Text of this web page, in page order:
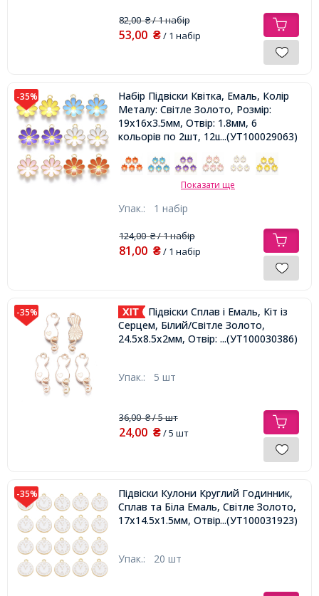
82,00₴/ 1 набір
53,00 ₴/ 1 набір
-35%
Набір Підвіски Квітка, Емаль, Колір
Металу: Світле Золото, Розмір:
19х16х3.5мм, Отвір: 1.8мм, 6
кольорів по 2шт, 12шт/набір,
...(УТ100029063)
Показати ще
Упак.: 1 набір
124,00₴/ 1 набір
81,00 ₴/ 1 набір
-35%
Підвіски Сплав і Емаль, Кіт із
Серцем, Білий/Світле Золото,
24.5х8.5х2мм, Отвір: 1.8мм,...(УТ100030386)
Упак.: 5 шт
36,00₴/ 5 шт
24,00 ₴/ 5 шт
-35%
Підвіски Кулони Круглий Годинник,
Сплав та Біла Емаль, Світле Золото,
17х14.5х1.5мм, Отвір 1.5мм,...(УТ100031923)
Упак.: 20 шт